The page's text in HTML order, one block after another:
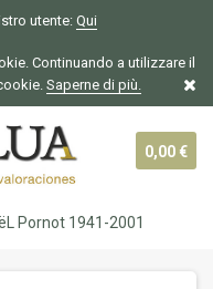
utente: Qui
Continuando a utilizzare il
Saperne di più.
0,00 €
Pornot 1941-2001